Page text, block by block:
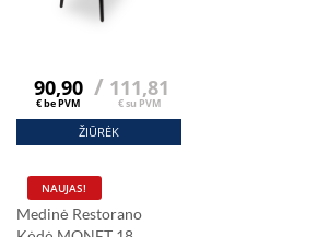
90,90
€ be PVM
/ 111,81
€ su PVM
ŽIŪRĖK
Medinė Restorano
NAUJAS!